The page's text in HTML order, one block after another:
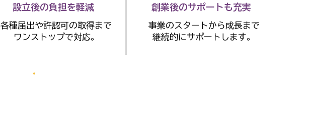
設立後の負担を軽減
各種届出や許認可の取得まで
ワンストップで対応。
創業後のサポートも充実
事業のスタートから成長まで
継続的にサポートします。